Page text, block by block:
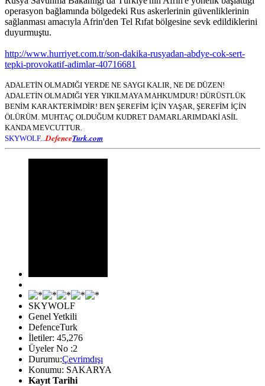
operasyon bağlamında bölgedeki Rus askerlerinin güvenliklerinin
sağlanması amacıyla Afrin'den Tel Rıfat bölgesine sevk edildiklerini
duyurmuştu.
http://www.hurriyet.com.tr/son-dakika-rusyadan-abdye-cok-sert-
tepki-provokatif-adimlar-40716681
ADALETİN OLMADIĞI YERDE NE SAYGI KALIR, NE DE DÜZEN!
ADALETİN OLMADIĞI YER YIKILMAYA MAHKUMDUR! DÜRÜSTLÜK
BENİM KARAKTERİMDİR! BEN ŞEREFİM İÇİN YAŞAR, ŞEREFİM İÇİN
ÖLÜRÜM. MUHTAÇ OLDUĞUM KUDRET DAMARLARIMDAKİ ASİL
KANDA MEVCUTTUR.
SKYWOLF... DefenceTurk.com
SKYWOLF
Genel Yetkili
DefenceTurk
İletiler: 45,276
Üyeler No :2
Durumu:Çevrimdışı
Konumu: SAKARYA
Kayıt Tarihi